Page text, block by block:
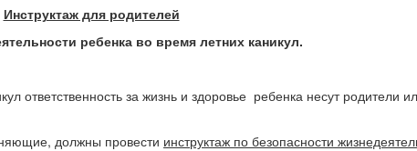
Инструктаж для родителей
ребенка во время летних каникул.
ответственность за жизнь и здоровье ребенка несут родители
должны провести инструктаж по безопасности